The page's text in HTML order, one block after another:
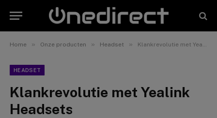
Home » Onze producten » Headset » Klankrevolutie met Yealink Headsets
HEADSET
Klankrevolutie met Yealink
Headsets